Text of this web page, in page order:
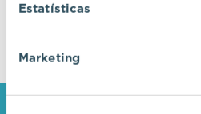
Estatísticas
Marketing